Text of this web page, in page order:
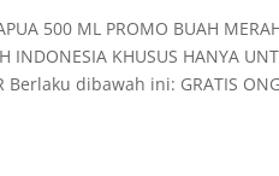
500 ML PROMO BUAH
INDONESIA KHUSUS HANYA
Berlaku dibawah ini: GRATIS